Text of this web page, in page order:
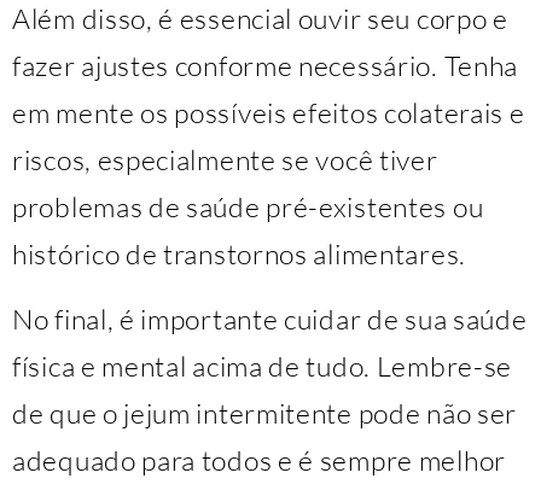
Além disso, é essencial ouvir seu corpo e
fazer ajustes conforme necessário. Tenha
em mente os possíveis efeitos colaterais e
riscos, especialmente se você tiver
problemas de saúde pré-existentes ou
histórico de transtornos alimentares.
No final, é importante cuidar de sua saúde
física e mental acima de tudo. Lembre-se
de que o jejum intermitente pode não ser
adequado para todos e é sempre melhor